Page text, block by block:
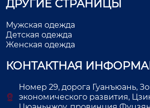
ДРУГИЕ СТРАНИЦЫ
Мужская одежда
Детская одежда
Женская одежда
КОНТАКТНАЯ
Номер 29, дорога Гуанъюань,
экономического развития,